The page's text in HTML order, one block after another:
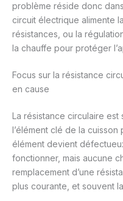
problème réside donc
circuit électrique alimente
résistances, ou la
la chauffe pour protéger
Focus sur la résistance
en cause
La résistance circulaire
l’élément clé de la
élément devient
fonctionner, mais aucune
remplacement d’une
plus courante, et souvent